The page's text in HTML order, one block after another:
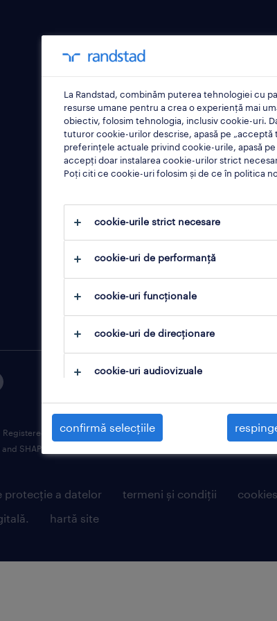
pentru candidați
operational
professional
profiluri locuri de muncă
articole
protecție a datelor termeni și condiții cookies
hartă site
office: Street Barbu Văcărescu, no. 301-311, AFI-
and SHAPING THE WORLD OF WORK are registered trademarks of
La Randstad, combinăm puterea tehnologiei cu
resurse umane pentru a crea o experiență mai
obiectiv, folosim tehnologia, inclusiv cookie-uri.
tuturor cookie-urilor descrise, apasă pe „acceptă
preferințele actuale privind cookie-urile, apasă pe
accepți doar instalarea cookie-urilor strict
Poți citi ce cookie-uri folosim și de ce în politica
cookie-urile strict necesare
cookie-uri de performanță
cookie-uri funcționale
cookie-uri de direcționare
cookie-uri audiovizuale
confirmă selecțiile